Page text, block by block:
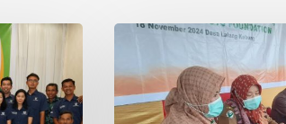
Asian
&
Tanoto